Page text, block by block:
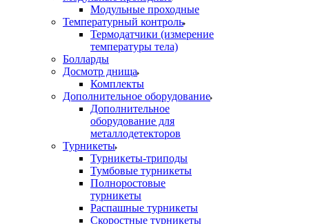
Модульные проходные
Температурный контроль
Термодатчики (измерение
температуры тела)
Болларды
Досмотр днища
Комплекты
Дополнительное оборудование
Дополнительное
оборудование для
металлодетекторов
Турникеты
Турникеты-триподы
Тумбовые турникеты
Полноростовые
турникеты
Распашные турникеты
Скоростные турникеты